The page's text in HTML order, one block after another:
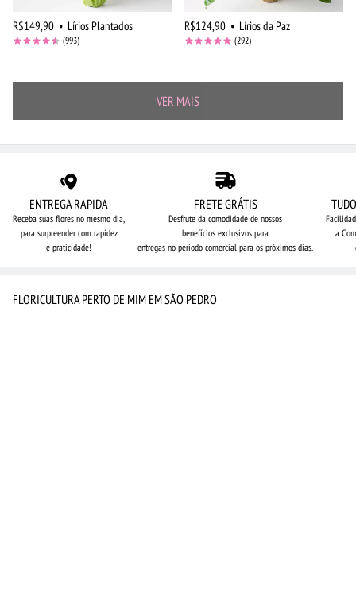
R$149,90 • Lírios Plantados
(993)
R$124,90 • Lírios da Paz
(292)
VER MAIS
ENTREGA RAPIDA
Receba suas flores no mesmo dia,
para surpreender com rapidez
e praticidade!
FRETE GRÁTIS
Desfrute da comodidade de nossos
benefícios exclusivos para
entregas no período comercial para os próximos dias.
a
FLORICULTURA PERTO DE MIM EM SÃO PEDRO